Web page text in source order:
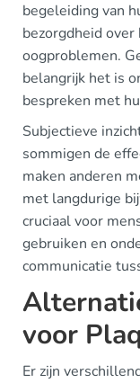
begeleiding van
bezorgdheid
oogproblemen.
belangrijk het is
bespreken met
Subjectieve
sommigen de
maken anderen
met langdurige
cruciaal voor
gebruiken en
communicatie
voor
Er zijn